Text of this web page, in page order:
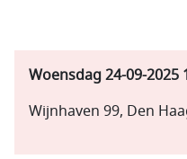
Woensdag 24-09-2025
Wijnhaven 99, Den